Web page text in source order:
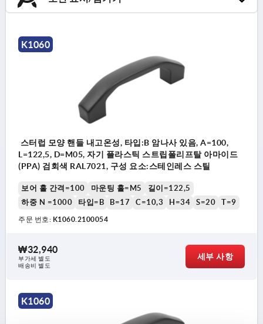
K1060
스터럽 모양 핸들 내고온성, 타입:B 암나사 있음, A=100,
L=122,5, D=M05, 자기 플라스틱 스트립폴리프탈 아마이드
(PPA) 검회색 RAL7021, 구성 요소:스테인레스 스틸
보어 홀 간격=100 마운팅 홀=M5
길이=122,5
하중 N =1000
타입=B B=17 C=10,3 H=34 S=20 T=9
주문 번호: K1060.2100054
₩32,940
부가세 별도
배송비 별도
세부 사항
K1060